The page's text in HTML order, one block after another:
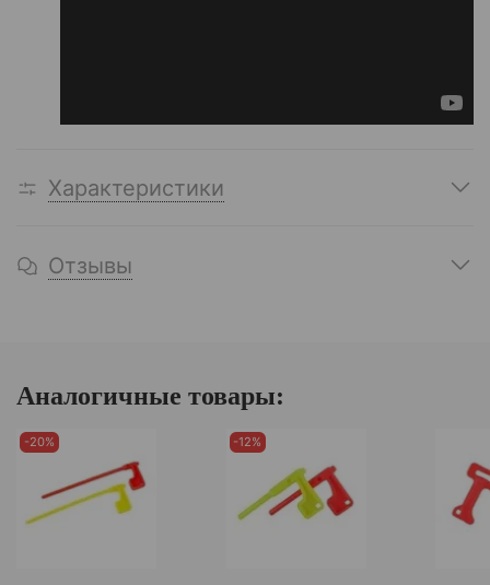
Характеристики
Отзывы
Аналогичные товары:
-20% -12%